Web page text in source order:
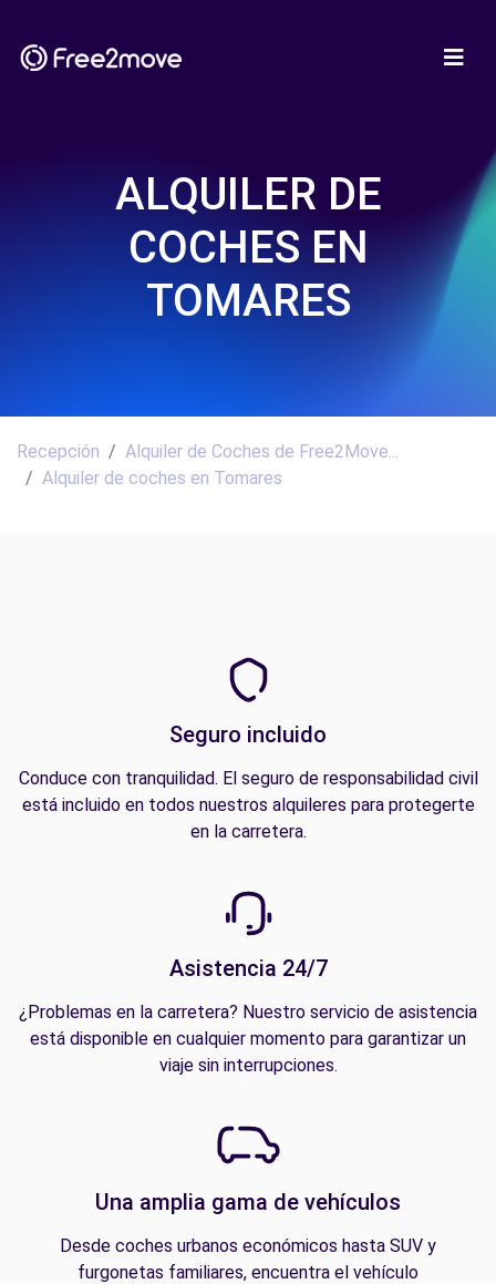
ALQUILER DE
COCHES EN
TOMARES
Recepción
Alquiler de Coches de Free2Move...
Alquiler de coches en Tomares
Seguro incluido
Conduce con tranquilidad. El seguro de responsabilidad civil
está incluido en todos nuestros alquileres para protegerte
en la carretera.
Asistencia 24/7
¿Problemas en la carretera? Nuestro servicio de asistencia
está disponible en cualquier momento para garantizar un
viaje sin interrupciones.
Una amplia gama de vehículos
Desde coches urbanos económicos hasta SUV y
furgonetas familiares, encuentra el vehículo